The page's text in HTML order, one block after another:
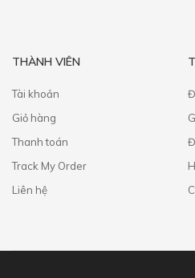
THÀNH VIÊN
Tài khoản
Giỏ hàng
Thanh toán
Track My Order
Liên hệ